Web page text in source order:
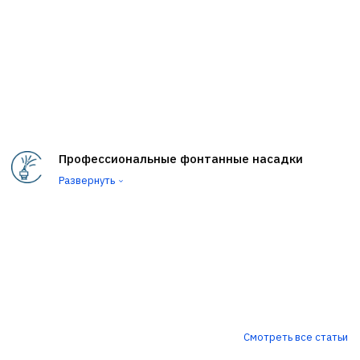
Профессиональные фонтанные насадки
Декоративные фонтанные насадки
Развернуть
Смотреть все статьи